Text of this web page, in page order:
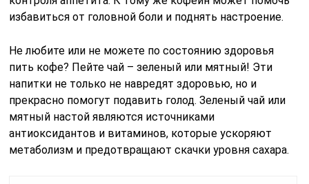
избавиться от головной боли и поднять настроение.
Не любите или не можете по состоянию здоровья
пить кофе? Пейте чай – зеленый или мятный! Эти
напитки не только не навредят здоровью, но и
прекрасно помогут подавить голод. Зеленый чай или
мятный настой являются источниками
антиоксидантов и витаминов, которые ускоряют
метаболизм и предотвращают скачки уровня сахара.